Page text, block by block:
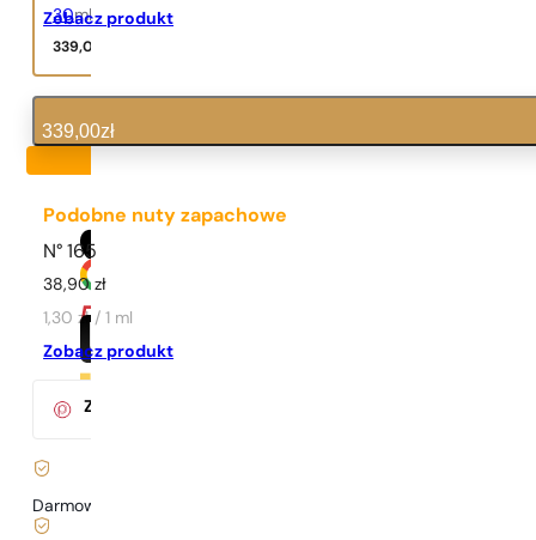
Zobacz produkt
Podobne nuty zapachowe
N° 165
38,90zł
1,30 zł / 1 ml
Zobacz produkt
30ml
339,00
339,00zł
Za zakup tego produktu
Darmowa dostawa już